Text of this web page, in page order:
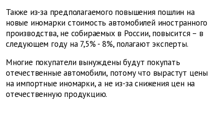
Также из-за предполагаемого повышения пошлин на
новые иномарки стоимость автомобилей иностранного
производства, не собираемых в России, повысится – в
следующем году на 7,5% - 8%, полагают эксперты.
Многие покупатели вынуждены будут покупать
отечественные автомобили, потому что вырастут цены
на импортные иномарки, а не из-за снижения цен на
отечественную продукцию.